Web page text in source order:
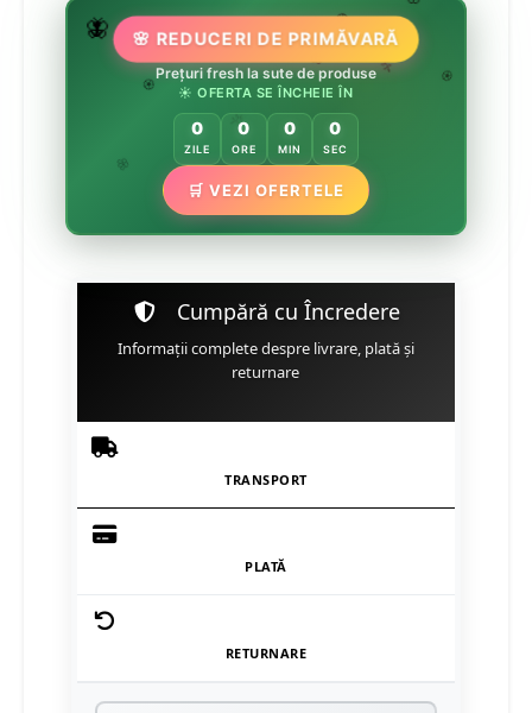
🌸
🌿
🌸
🏵️
🌿
🌸
🏵️
🌷
🦋 🌸 REDUCERI DE PRIMĂVARĂ
Prețuri fresh la sute de produse
☀️ OFERTA SE ÎNCHEIE ÎN
0
ZILE
0
ORE
0
MIN
0
SEC
🛒 VEZI OFERTELE
Cumpără cu Încredere
Informații complete despre livrare, plată și
returnare
TRANSPORT
PLATĂ
RETURNARE